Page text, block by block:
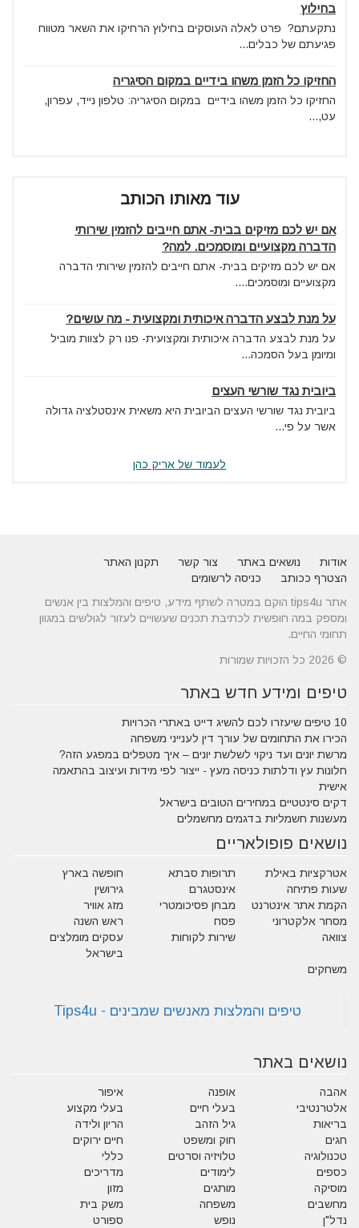
בחילוץ
נתקעתם? פרט לאלה העוסקים בחילוץ הרחיקו את השאר מטווח
פגיעתם של כבלים...
החזיקו כל הזמן משהו בידיים במקום הסיגריה
החזיקו כל הזמן משהו בידיים במקום הסיגריה: טלפון נייד, עפרון,
עט,...
עוד מאותו הכותב
אם יש לכם מזיקים בבית- אתם חייבים להזמין שירותי
הדברה מקצועיים ומוסמכים. למה?
אם יש לכם מזיקים בבית- אתם חייבים להזמין שירותי הדברה
מקצועיים ומוסמכים....
על מנת לבצע הדברה איכותית ומקצועית - מה עושים?
על מנת לבצע הדברה איכותית ומקצועית- פנו רק לצוות מוביל
ומיומן בעל הסמכה...
ביובית נגד שורשי העצים
ביובית נגד שורשי העצים הביובית היא משאית אינסטלציה גדולה
אשר על פי...
לעמוד של אריק כהן
אודות נושאים באתר צור קשר
תקנון האתר
הצטרף ככותב
כניסה לרשומים
אתר tips4u הוקם במטרה לשתף מידע, טיפים והמלצות בין אנשים
ומספק במה חופשית לכתיבת תכנים שעשויים לעזור לגולשים במגוון
תחומי החיים.
© 2026 כל הזכויות שמורות
טיפים ומידע חדש באתר
10 טיפים שיעזרו לכם להשיג דייט באתרי הכרויות
הכירו את התחומים של עורך דין לענייני משפחה
מרשת יונים ועד ניקוי לשלשת יונים – איך מטפלים במפגע הזה?
חלונות עץ ודלתות כניסה מעץ - ייצור לפי מידות ועיצוב בהתאמה
אישית
דקים סינטטיים במחירים הטובים בישראל
מעשנות חשמליות בדגמים מחשמלים
נושאים פופולאריים
אטרקציות באילת תרופות סבתא
חופשה בארץ
שעות פתיחה
אינסטגרם
גירושין
הקמת אתר אינטרנט
מבחן פסיכומטרי
מזג אוויר
מסחר אלקטרוני
פסח
ראש השנה
צוואה
שירות לקוחות
עסקים מומלצים
בישראל
משחקים
נושאים באתר
אהבה אופנה
איפור
אלטרנטיבי
בעלי חיים
בעלי מקצוע
בריאות
גיל הזהב
הריון ולידה
חגים
חוק ומשפט
חיים ירוקים
טכנולוגיה
טלויזיה וסרטים
כללי
כספים
לימודים
מדריכים
מוסיקה
מותגים
מזון
מחשבים
משפחה
משק בית
נדל"ן
נופש ספורט